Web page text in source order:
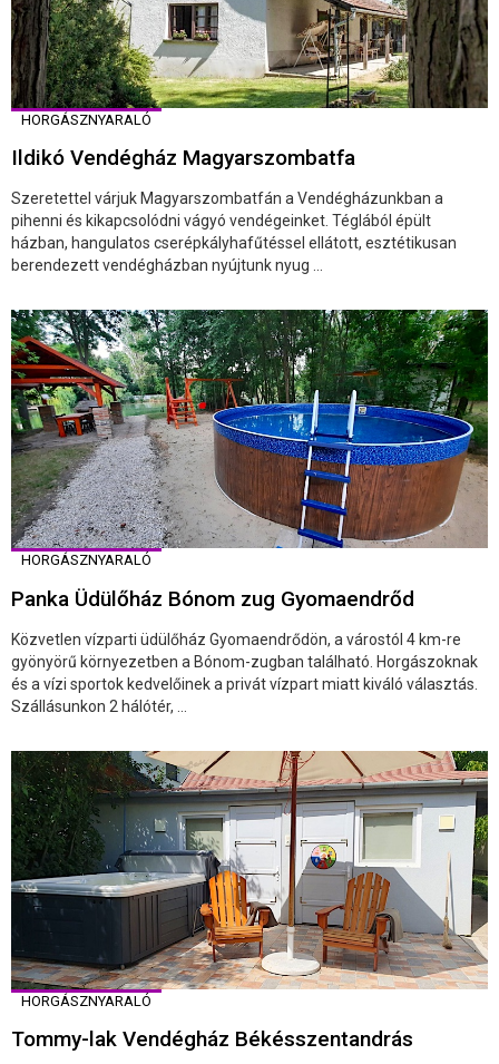
HORGÁSZNYARALÓ
Ildikó Vendégház Magyarszombatfa
Szeretettel várjuk Magyarszombatfán a Vendégházunkban a
pihenni és kikapcsolódni vágyó vendégeinket. Téglából épült
házban, hangulatos cserépkályhafűtéssel ellátott, esztétikusan
berendezett vendégházban nyújtunk nyug ...
HORGÁSZNYARALÓ
Panka Üdülőház Bónom zug Gyomaendrőd
Közvetlen vízparti üdülőház Gyomaendrődön, a várostól 4 km-re
gyönyörű környezetben a Bónom-zugban található. Horgászoknak
és a vízi sportok kedvelőinek a privát vízpart miatt kiváló választás.
Szállásunkon 2 hálótér, ...
HORGÁSZNYARALÓ
Tommy-lak Vendégház Békésszentandrás